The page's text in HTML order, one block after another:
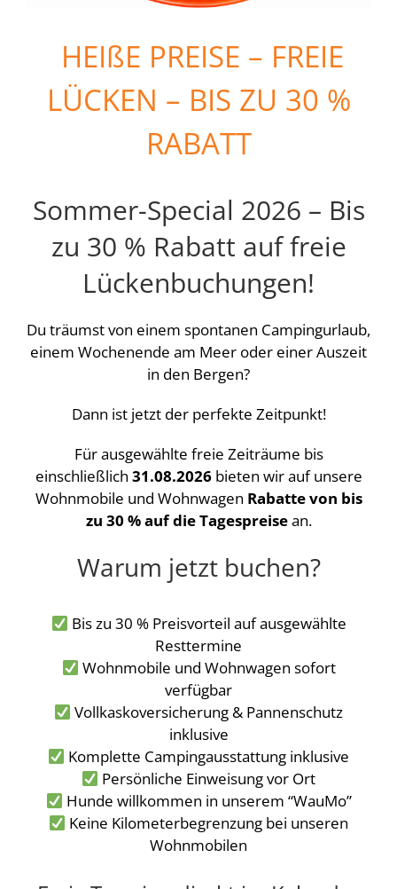
HEIßE PREISE – FREIE
LÜCKEN – BIS ZU 30 %
RABATT
Sommer-Special 2026 – Bis
zu 30 % Rabatt auf freie
Lückenbuchungen!
Du träumst von einem spontanen Campingurlaub,
einem Wochenende am Meer oder einer Auszeit
in den Bergen?
Dann ist jetzt der perfekte Zeitpunkt!
Für ausgewählte freie Zeiträume bis
einschließlich 31.08.2026bieten wir auf unsere
Wohnmobile und Wohnwagen Rabatte von bis
zu 30 % auf die Tagespreisean.
Warum jetzt buchen?
Bis zu 30 % Preisvorteil auf ausgewählte
Resttermine
Wohnmobile und Wohnwagen sofort
verfügbar
Vollkaskoversicherung & Pannenschutz
inklusive
Komplette Campingausstattung inklusive
Persönliche Einweisung vor Ort
Hunde willkommen in unserem “WauMo”
Keine Kilometerbegrenzung bei unseren
Wohnmobilen